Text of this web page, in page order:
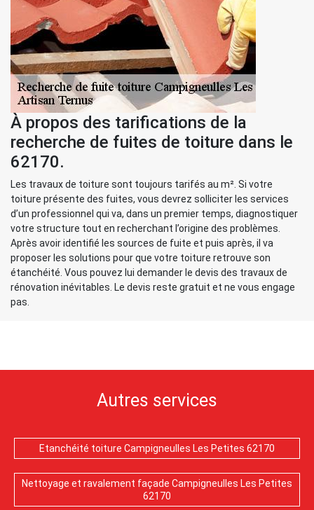
À propos des tarifications de la
recherche de fuites de toiture dans le
62170.
Les travaux de toiture sont toujours tarifés au m². Si votre
toiture présente des fuites, vous devrez solliciter les services
d’un professionnel qui va, dans un premier temps, diagnostiquer
votre structure tout en recherchant l’origine des problèmes.
Après avoir identifié les sources de fuite et puis après, il va
proposer les solutions pour que votre toiture retrouve son
étanchéité. Vous pouvez lui demander le devis des travaux de
rénovation inévitables. Le devis reste gratuit et ne vous engage
pas.
Autres services
Etanchéité toiture Campigneulles Les Petites 62170
Nettoyage et ravalement façade Campigneulles Les Petites
62170